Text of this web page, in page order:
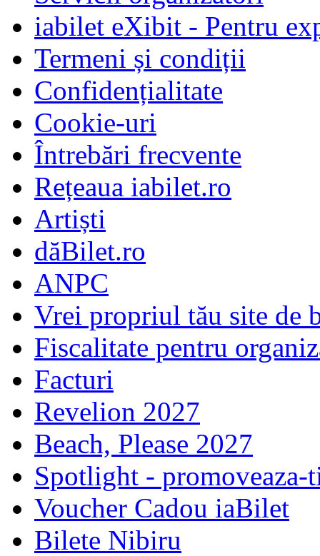
iabilet eXibit - Pentru
Termeni și condiții
Confidențialitate
Cookie-uri
Întrebări frecvente
Rețeaua iabilet.ro
Artiști
dăBilet.ro
ANPC
Vrei propriul tău site de
Fiscalitate pentru
Facturi
Revelion 2027
Beach, Please 2027
Spotlight - promoveaza-
Voucher Cadou iaBilet
Bilete Nibiru